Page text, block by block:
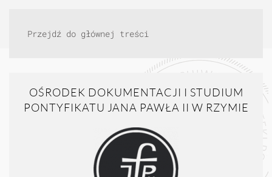
Przejdź do głównej treści
OŚRODEK DOKUMENTACJI I STUDIUM
PONTYFIKATU JANA PAWŁA II W RZYMIE